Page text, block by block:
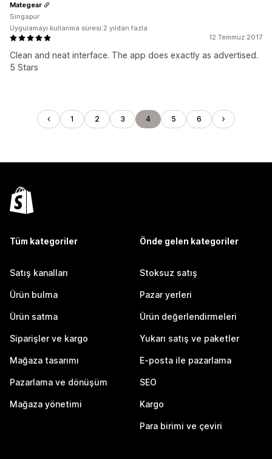
12 Temmuz 2017
Clean and neat interface. The app does exactly as advertised.
5 Stars
Mategear
Singapur
Uygulamayı kullanma süresi:2 yıldan fazla
1 2 3 4 5 6
Tüm kategoriler
Satış kanalları
Ürün bulma
Ürün satma
Siparişler ve kargo
Mağaza tasarımı
Pazarlama ve dönüşüm
Mağaza yönetimi
Önde gelen kategoriler
Stoksuz satış
Pazar yerleri
Ürün değerlendirmeleri
Yukarı satış ve paketler
E-posta ile pazarlama
SEO
Kargo
Para birimi ve çeviri